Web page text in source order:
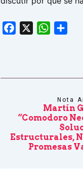
Facebook
Nota
Martín
“Comodoro
Estructurales,
Promesas